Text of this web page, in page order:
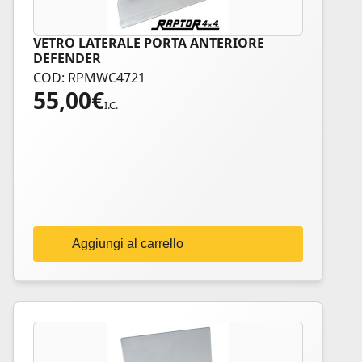
VETRO LATERALE PORTA ANTERIORE
DEFENDER
COD: RPMWC4721
55,00€I.C.
Aggiungi al carrello